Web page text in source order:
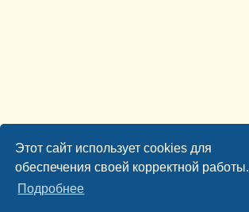
Этот сайт использует cookies для
обеспечения своей корректной работы.
Подробнее